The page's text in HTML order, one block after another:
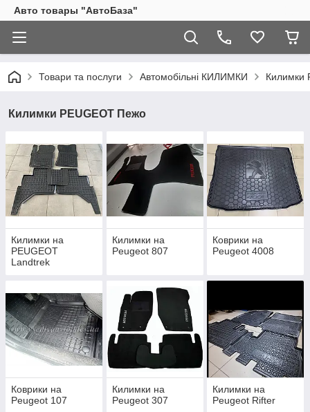
Авто товары "АвтоБаза"
Товари та послуги Автомобільні КИЛИМКИ Килимки
Килимки PEUGEOT Пежо
Килимки на
PEUGEOT
Landtrek
Килимки на
Peugeot 807
Коврики на
Peugeot 4008
Коврики на
Peugeot 107
Килимки на
Peugeot 307
Килимки на
Peugeot Rifter